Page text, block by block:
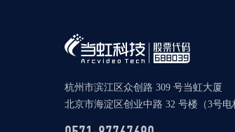
杭州市滨江区众创路 309 号当虹大厦
北京市海淀区创业中路 32 号楼（3号电